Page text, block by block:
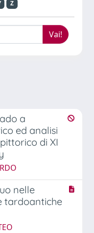
Z
a
ed analisi
di XI
nelle
tardoantiche